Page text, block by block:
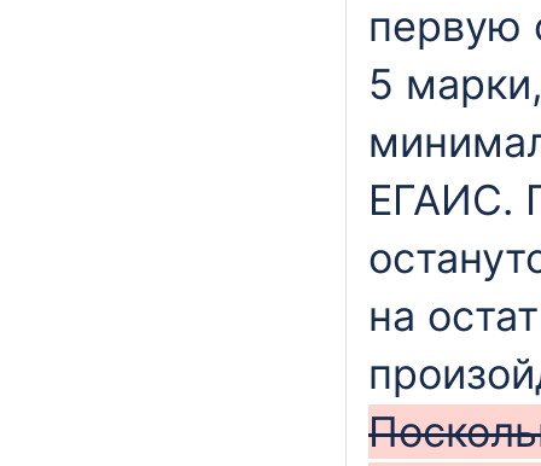
первую
5
ЕГАИС.
на